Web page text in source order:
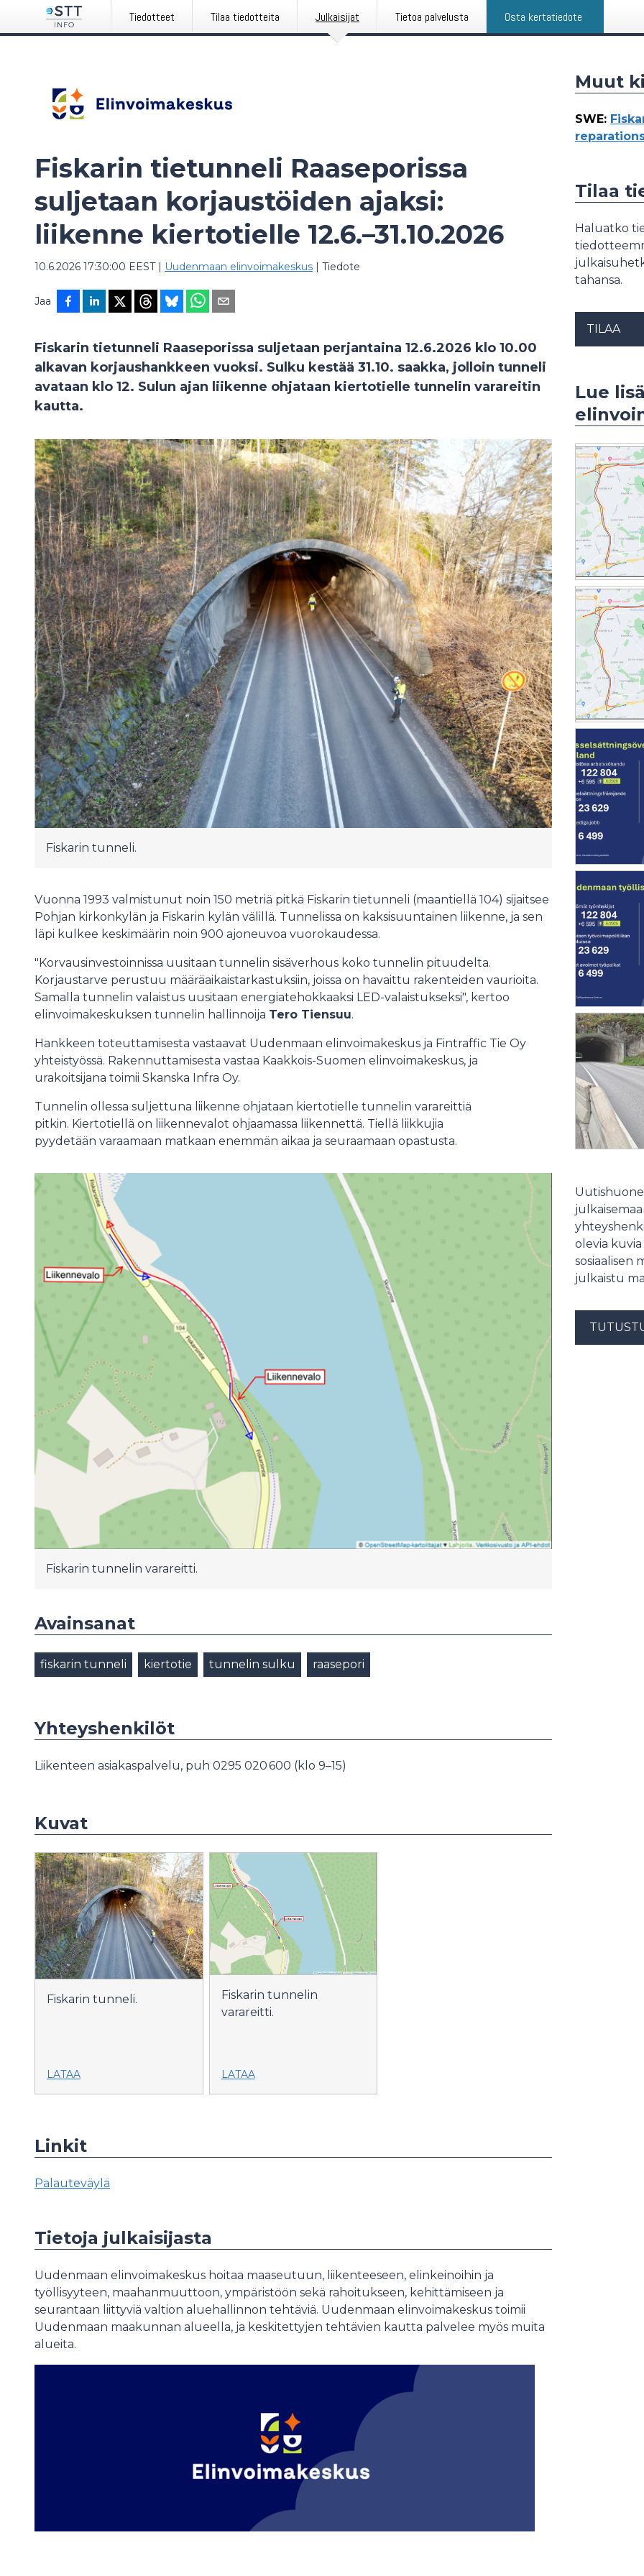
Tiedotteet Tilaa tiedotteita Julkaisijat Tietoa palvelusta Osta kertatiedote
Fiskarin tietunneli Raaseporissa
suljetaan korjaustöiden ajaksi:
liikenne kiertotielle 12.6.–31.10.2026
10.6.2026 17:30:00 EEST| Uudenmaan elinvoimakeskus | Tiedote
Jaa
Fiskarin tietunneli Raaseporissa suljetaan perjantaina 12.6.2026 klo 10.00
alkavan korjaushankkeen vuoksi. Sulku kestää 31.10. saakka, jolloin tunneli
avataan klo 12. Sulun ajan liikenne ohjataan kiertotielle tunnelin varareitin
kautta.
Fiskarin tunneli.
Vuonna 1993 valmistunut noin 150 metriä pitkä Fiskarin tietunneli (maantiellä 104) sijaitsee
Pohjan kirkonkylän ja Fiskarin kylän välillä. Tunnelissa on kaksisuuntainen liikenne, ja sen
läpi kulkee keskimäärin noin 900 ajoneuvoa vuorokaudessa.
"Korvausinvestoinnissa uusitaan tunnelin sisäverhous koko tunnelin pituudelta.
Korjaustarve perustuu määräaikaistarkastuksiin, joissa on havaittu rakenteiden vaurioita.
Samalla tunnelin valaistus uusitaan energiatehokkaaksi LED-valaistukseksi", kertoo
elinvoimakeskuksen tunnelin hallinnoija Tero Tiensuu.
Hankkeen toteuttamisesta vastaavat Uudenmaan elinvoimakeskus ja Fintraffic Tie Oy
yhteistyössä. Rakennuttamisesta vastaa Kaakkois-Suomen elinvoimakeskus, ja
urakoitsijana toimii Skanska Infra Oy.
Tunnelin ollessa suljettuna liikenne ohjataan kiertotielle tunnelin varareittiä
pitkin. Kiertotiellä on liikennevalot ohjaamassa liikennettä. Tiellä liikkujia
pyydetään varaamaan matkaan enemmän aikaa ja seuraamaan opastusta.
Fiskarin tunnelin varareitti.
Avainsanat
fiskarin tunneli kiertotie tunnelin sulku raasepori
Yhteyshenkilöt
Liikenteen asiakaspalvelu, puh 0295 020 600 (klo 9–15)
Kuvat
Fiskarin tunneli.
LATAA
Fiskarin tunnelin
varareitti.
LATAA
Linkit
Palauteväylä
Tietoja julkaisijasta
Uudenmaan elinvoimakeskus hoitaa maaseutuun, liikenteeseen, elinkeinoihin ja
työllisyyteen, maahanmuuttoon, ympäristöön sekä rahoitukseen, kehittämiseen ja
seurantaan liittyviä valtion aluehallinnon tehtäviä. Uudenmaan elinvoimakeskus toimii
Uudenmaan maakunnan alueella, ja keskitettyjen tehtävien kautta palvelee myös muita
alueita.
Muut
SWE:
Tilaa
Haluatko
tahansa.
TILAA
Lue
olevia
sosiaalisen
julkaistu